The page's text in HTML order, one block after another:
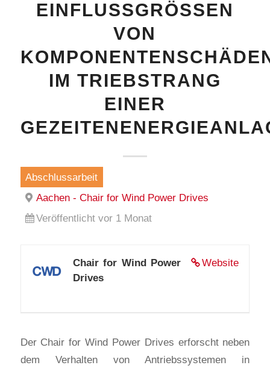
EINFLUSSGRÖSSEN V
ON K
OMPONENTENSCHÄDEN
M TRIEBSTRANG E
INER G
Abschlussarbeit
Aachen - Chair for Wind Power Drives
Veröffentlicht vor 1 Monat
Website
Chair for Wind Power
Drives
Der Chair for Wind Power Drives erforscht neben
dem Verhalten von Antriebssystemen in